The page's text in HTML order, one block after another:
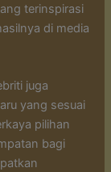
terinspirasi
di media
juga
yang sesuai
pilihan
bagi